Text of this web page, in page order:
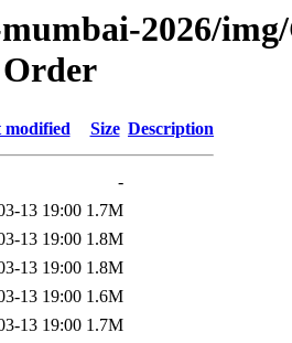
2026/
modified Size Description
-
13 19:00 1.7M
13 19:00 1.8M
13 19:00 1.8M
13 19:00 1.6M
13 19:00 1.7M